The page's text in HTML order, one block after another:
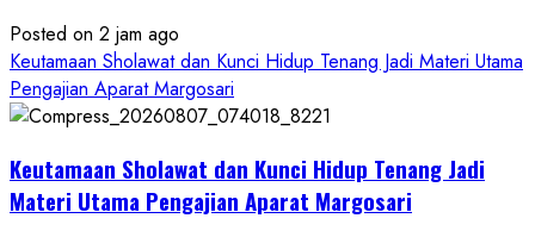
Posted on 2 jam ago
Keutamaan Sholawat dan Kunci Hidup Tenang Jadi Materi Utama
Pengajian Aparat Margosari
Keutamaan Sholawat dan Kunci Hidup Tenang Jadi
Materi Utama Pengajian Aparat Margosari